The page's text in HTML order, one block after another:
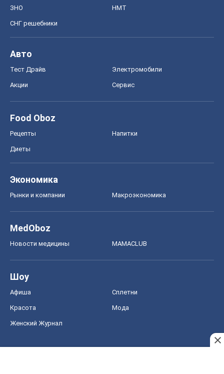
ЗНО НМТ
СНГ решебники
Авто
Тест Драйв Электромобили
Акции Сервис
Food Oboz
Рецепты Напитки
Диеты
Экономика
Рынки и компании Mакроэкономика
MedOboz
Новости медицины MAMACLUB
Шоу
Афиша Сплетни
Красота Мода
Женский Журнал